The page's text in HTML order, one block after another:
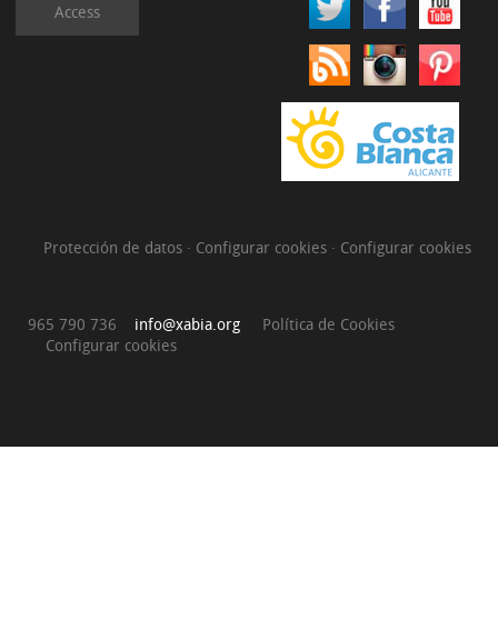
Access
Protección de datos · Configurar cookies · Configurar cookies
965 790 736 info@xabia.org
Política de Cookies
Configurar cookies